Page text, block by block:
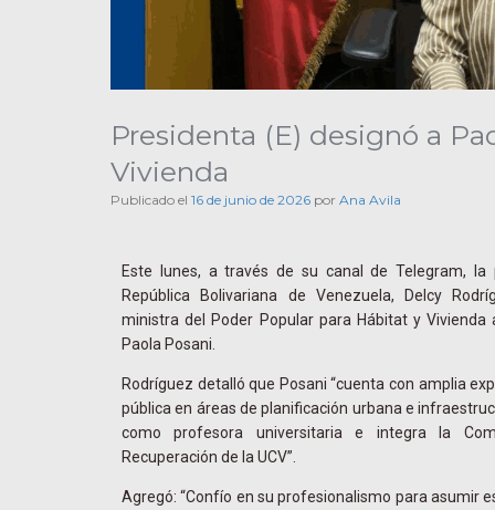
Presidenta (E) designó a
Vivienda
Publicado el 16 de junio de 2026 por Ana Avila
Este lunes, a través de su canal de Telegram, la
República Bolivariana de Venezuela, Delcy
ministra del Poder Popular para Hábitat y
Paola Posani.
Rodríguez detalló que Posani “cuenta con amplia
pública en áreas de planificación urbana e
como profesora universitaria e integra la
Recuperación de la UCV”.
Agregó: “Confío en su profesionalismo para asumir